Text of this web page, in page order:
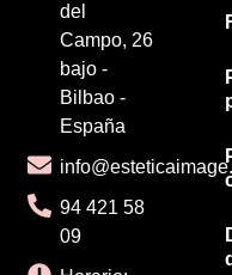
del
Campo, 26
bajo -
Bilbao -
España
94 421 58
09